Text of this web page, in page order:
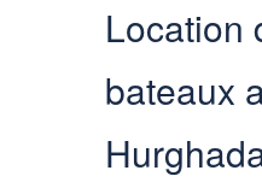
Location
bateaux